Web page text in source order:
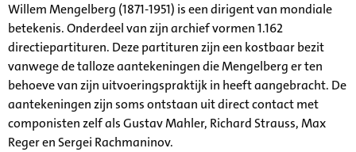
Willem Mengelberg (1871-1951) is een dirigent van mondiale
betekenis. Onderdeel van zijn archief vormen 1.162
directiepartituren. Deze partituren zijn een kostbaar bezit
vanwege de talloze aantekeningen die Mengelberg er ten
behoeve van zijn uitvoeringspraktijk in heeft aangebracht. De
aantekeningen zijn soms ontstaan uit direct contact met
componisten zelf als Gustav Mahler, Richard Strauss, Max
Reger en Sergei Rachmaninov.